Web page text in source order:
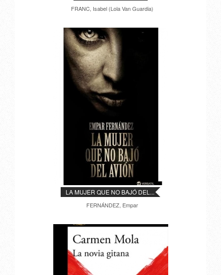
FRANC, Isabel (Lola Van Guardia)
LA MUJER QUE NO BAJÓ DEL...
FERNÁNDEZ, Empar